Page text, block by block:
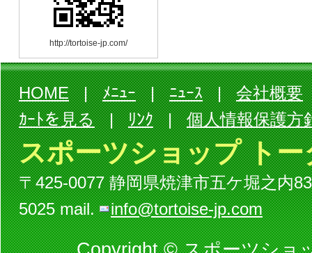
http://tortoise-jp.com/
HOME|ﾒﾆｭｰ|ﾆｭｰｽ|会社概要
ｶｰﾄを見る|ﾘﾝｸ|個人情報保護方
スポーツショップ ト
〒425-0077 静岡県焼津市五ケ堀之内
5025 mail. info@tortoise-jp.com